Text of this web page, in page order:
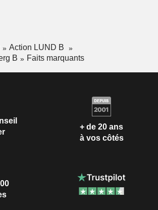
Action LUND B
B
Faits marquants
+ de 20 ans
à vos côtés